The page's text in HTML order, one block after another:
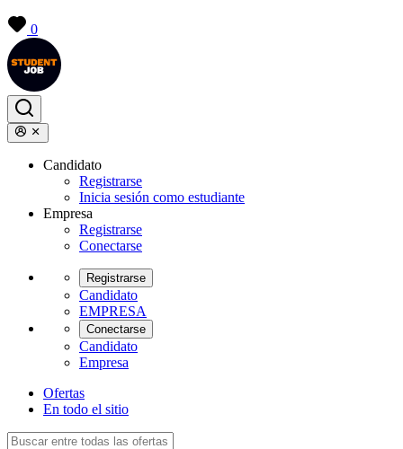
0
Candidato
Registrarse
Inicia sesión como estudiante
Empresa
Registrarse
Conectarse
Registrarse
Candidato
EMPRESA
Conectarse
Candidato
Empresa
Ofertas
En todo el sitio